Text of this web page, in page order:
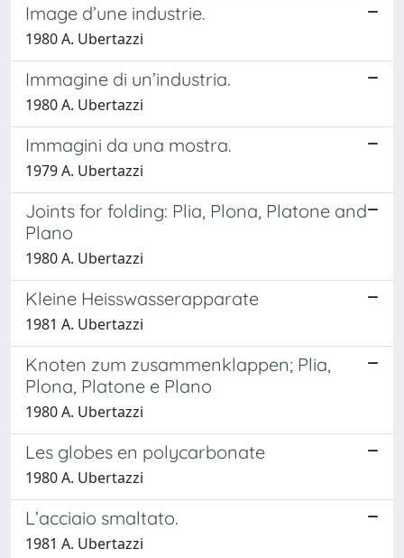
Image d’une industrie.
1980 A. Ubertazzi
Immagine di un’industria.
1980 A. Ubertazzi
Immagini da una mostra.
1979 A. Ubertazzi
Joints for folding: Plia, Plona, Platone and
Plano
1980 A. Ubertazzi
Kleine Heisswasserapparate
1981 A. Ubertazzi
Knoten zum zusammenklappen; Plia,
Plona, Platone e Plano
1980 A. Ubertazzi
Les globes en polycarbonate
1980 A. Ubertazzi
L’acciaio smaltato.
1981 A. Ubertazzi